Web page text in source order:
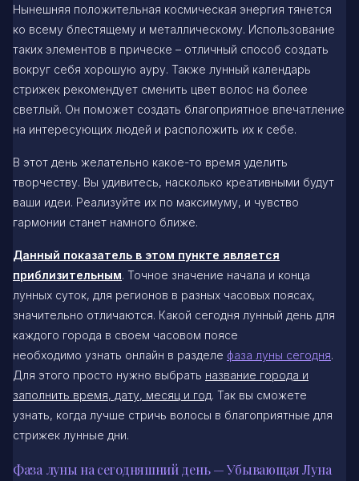
Нынешняя положительная космическая энергия тянется
ко всему блестящему и металлическому. Использование
таких элементов в прическе – отличный способ создать
вокруг себя хорошую ауру. Также лунный календарь
стрижек рекомендует сменить цвет волос на более
светлый. Он поможет создать благоприятное впечатление
на интересующих людей и расположить их к себе.
В этот день желательно какое-то время уделить
творчеству. Вы удивитесь, насколько креативными будут
ваши идеи. Реализуйте их по максимуму, и чувство
гармонии станет намного ближе.
Данный показатель в этом пункте является
приблизительным. Точное значение начала и конца
лунных суток, для регионов в разных часовых поясах,
значительно отличаются. Какой сегодня лунный день для
каждого города в своем часовом поясе
необходимо узнать онлайн в разделе фаза луны сегодня.
Для этого просто нужно выбрать название города и
заполнить время, дату, месяц и год. Так вы сможете
узнать, когда лучше стричь волосы в благоприятные для
стрижек лунные дни.
Фаза луны на сегодняшний день — Убывающая Луна